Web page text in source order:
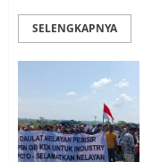
SELENGKAPNYA